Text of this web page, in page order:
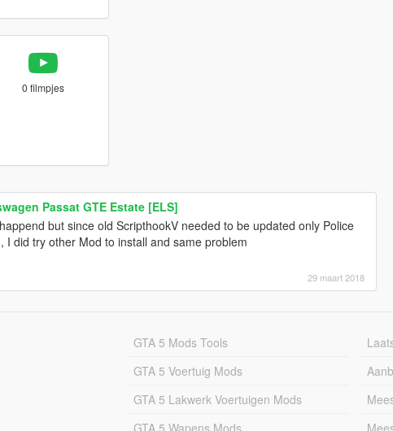
0 filmpjes
Passat GTE Estate [ELS]
but since old ScripthookV needed to be updated only Police
I did try other Mod to install and same problem
29 maart 2018
GTA 5 Mods Tools
GTA 5 Voertuig Mods
GTA 5 Lakwerk Voertuigen Mods
GTA 5 Wapens Mods